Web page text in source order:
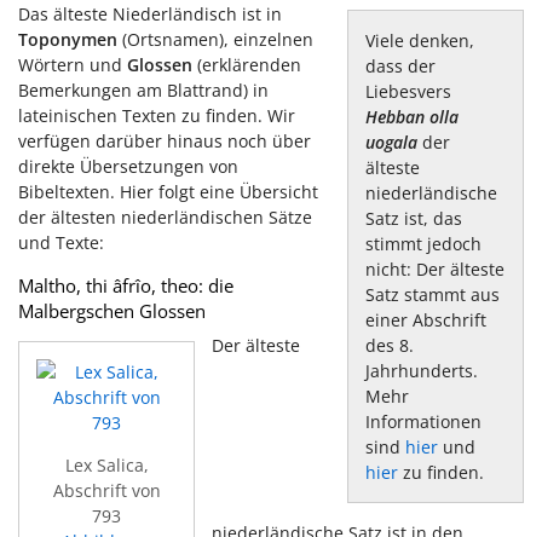
Viele denken,
dass der
Liebesvers
Hebban olla
uogalader
älteste
niederländische
Satz ist, das
stimmt jedoch
nicht: Der älteste
Satz stammt aus
einer Abschrift
des 8.
Jahrhunderts.
Mehr
Informationen
sind hierund
hierzu finden.
Das älteste Niederländisch ist in
Toponymen (Ortsnamen), einzelnen
Wörtern und Glossen (erklärenden
Bemerkungen am Blattrand) in
lateinischen Texten zu finden. Wir
verfügen darüber hinaus noch über
direkte Übersetzungen von
Bibeltexten. Hier folgt eine Übersicht
der ältesten niederländischen Sätze
und Texte:
Maltho, thi âfrîo, theo: die
Malbergschen Glossen
Lex Salica,
Abschrift von
793
Der älteste
niederländische Satz ist in den